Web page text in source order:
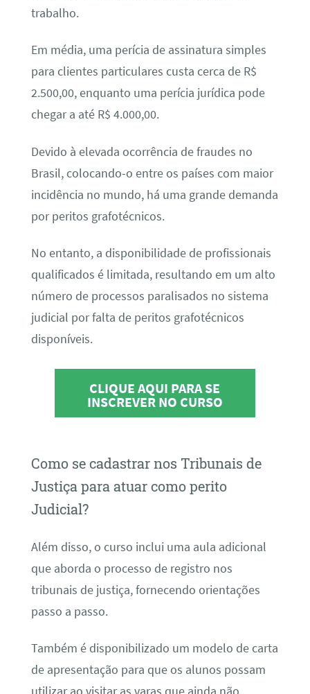
trabalho.
Em média, uma perícia de assinatura simples
para clientes particulares custa cerca de R$
2.500,00, enquanto uma perícia jurídica pode
chegar a até R$ 4.000,00.
Devido à elevada ocorrência de fraudes no
Brasil, colocando-o entre os países com maior
incidência no mundo, há uma grande demanda
por peritos grafotécnicos.
No entanto, a disponibilidade de profissionais
qualificados é limitada, resultando em um alto
número de processos paralisados no sistema
judicial por falta de peritos grafotécnicos
disponíveis.
CLIQUE AQUI PARA SE
INSCREVER NO CURSO
Como se cadastrar nos Tribunais de
Justiça para atuar como perito
Judicial?
Além disso, o curso inclui uma aula adicional
que aborda o processo de registro nos
tribunais de justiça, fornecendo orientações
passo a passo.
Também é disponibilizado um modelo de carta
de apresentação para que os alunos possam